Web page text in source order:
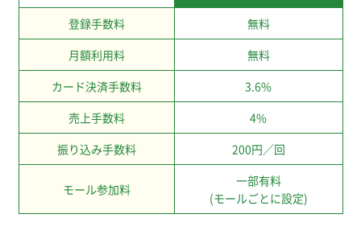
登録手数料
無料
月額利用料
無料
カード決済手数料
3.6%
売上手数料
4%
振り込み手数料
200円／回
モール参加料
一部有料
(モールごとに設定)